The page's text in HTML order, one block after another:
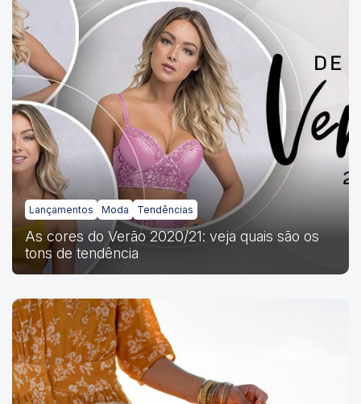
Lançamentos Moda Tendências
As cores do Verão 2020/21: veja quais são os
tons de tendência